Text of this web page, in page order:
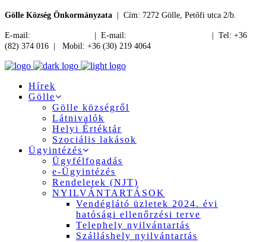
Gölle Község Önkormányzata | Cím: 7272 Gölle, Petőfi utca 2/b.
E-mail: | E-mail:
| Tel: +36
(82) 374 016 | Mobil: +36 (30) 219 4064
Hírek
Gölle
Gölle községről
Látnivalók
Helyi Értéktár
Szociális lakások
Ügyintézés
Ügyfélfogadás
e-Ügyintézés
Rendeletek (NJT)
NYILVÁNTARTÁSOK
Vendéglátó üzletek 2024. évi
hatósági ellenőrzési terve
Telephely nyilvántartás
Szálláshely nyilvántartás